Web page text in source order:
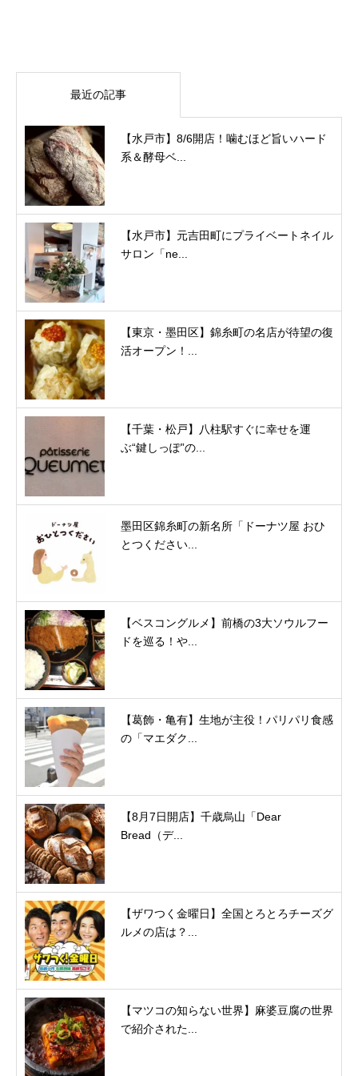
最近の記事
【水戸市】8/6開店！噛むほど旨いハード
系＆酵母ベ...
【水戸市】元吉田町にプライベートネイル
サロン「ne...
【東京・墨田区】錦糸町の名店が待望の復
活オープン！...
【千葉・松戸】八柱駅すぐに幸せを運
ぶ“鍵しっぽ”の...
墨田区錦糸町の新名所「ドーナツ屋 おひ
とつください...
【ベスコングルメ】前橋の3大ソウルフー
ドを巡る！や...
【葛飾・亀有】生地が主役！パリパリ食感
の「マエダク...
【8月7日開店】千歳烏山「Dear
Bread（デ...
【ザワつく金曜日】全国とろとろチーズグ
ルメの店は？...
【マツコの知らない世界】麻婆豆腐の世界
で紹介された...